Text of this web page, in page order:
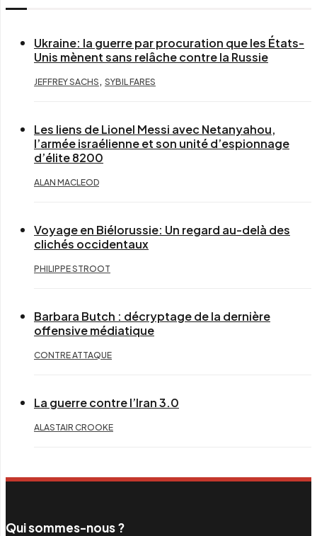
Ukraine: la guerre par procuration que les États-
Unis mènent sans relâche contre la Russie
JEFFREY SACHS , SYBIL FARES
Les liens de Lionel Messi avec Netanyahou,
l’armée israélienne et son unité d’espionnage
d’élite 8200
ALAN MACLEOD
Voyage en Biélorussie: Un regard au-delà des
clichés occidentaux
PHILIPPE STROOT
Barbara Butch : décryptage de la dernière
offensive médiatique
CONTRE ATTAQUE
La guerre contre l’Iran 3.0
ALASTAIR CROOKE
Qui sommes-nous ?